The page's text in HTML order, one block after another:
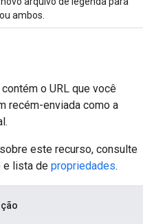
ambos.
contém o URL que você
recém-enviada como a
este recurso, consulte
e lista de propriedades.